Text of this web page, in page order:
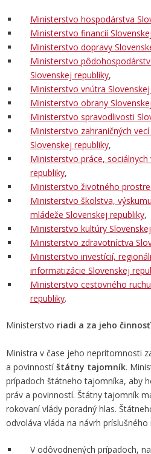
Ministerstvo hospodárstva
Ministerstvo financií
Ministerstvo dopravy
Ministerstvo
Slovenskej republiky,
Ministerstvo vnútra
Ministerstvo obrany
Ministerstvo spravodlivosti
Ministerstvo zahraničných
Slovenskej republiky,
Ministerstvo práce,
republiky,
Ministerstvo životného
Ministerstvo školstva,
mládeže Slovenskej republiky,
Ministerstvo kultúry
Ministerstvo zdravotníctva
Ministerstvo investícií,
informatizácie Slovenskej
Ministerstvo cestovného
republiky.
Ministerstvo riadi a za jeho
Ministra v čase jeho neprítomnosti
a povinnostíštátny tajomník.
prípadoch štátneho tajomníka, aby
práv a povinností. Štátny tajomník
rokovaní vlády poradný hlas.
odvoláva vláda na návrh príslušného
V odôvodnených prípadoch,